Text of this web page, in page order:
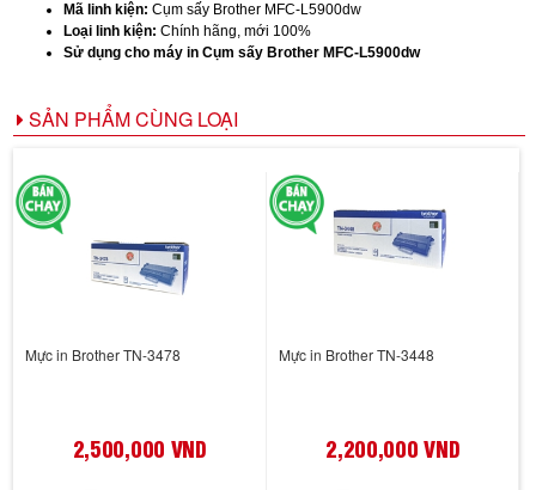
Mã linh kiện: Cụm sấy Brother MFC-L5900dw
Loại linh kiện: Chính hãng, mới 100%
Sử dụng cho máy in Cụm sấy Brother MFC-L5900dw
SẢN PHẨM CÙNG LOẠI
Mực in Brother TN-3478
2,500,000 VND
Mực in Brother TN-3448
2,200,000 VND